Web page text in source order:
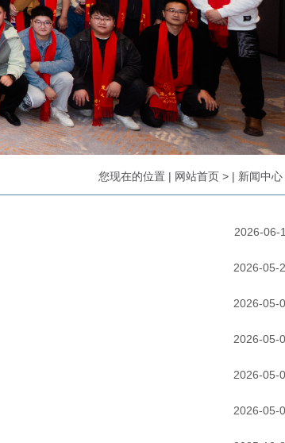
您现在的位置 | 网站首页 > | 新闻中心
2026-06-
2026-05-
2026-05-
2026-05-
2026-05-
2026-05-